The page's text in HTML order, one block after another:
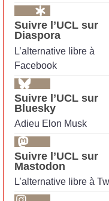
Suivre l’UCL sur
Diaspora
L’alternative libre à
Facebook
Suivre l’UCL sur
Bluesky
Adieu Elon Musk
Suivre l’UCL sur
Mastodon
L’alternative libre à